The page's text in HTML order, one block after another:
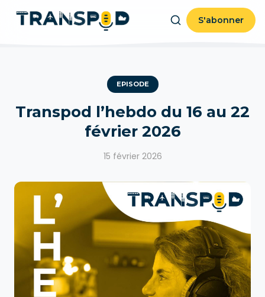
S'abonner
EPISODE
Transpod l’hebdo du 16 au 22
février 2026
15 février 2026